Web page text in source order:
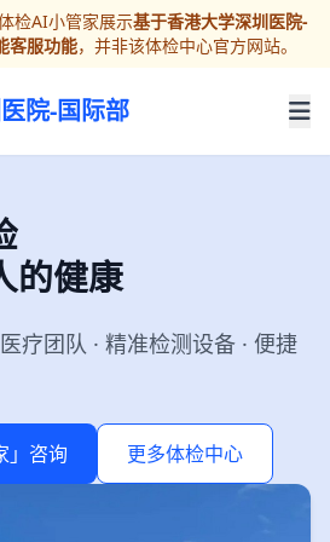
检AI小管家展示基于香港大学深圳医院-
客服功能，并非该体检中心官方网站。
院-国际部
的健康
疗团队 · 精准检测设备 · 便捷
」咨询 更多体检中心